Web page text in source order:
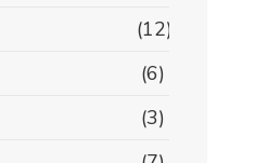
(12)
(6)
(3)